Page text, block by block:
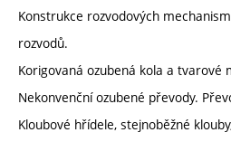
Konstrukce rozvodových
rozvodů.
Korigovaná ozubená kola a tvarové
Nekonvenční ozubené převody.
Kloubové hřídele, stejnoběžné